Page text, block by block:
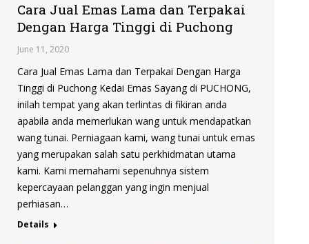
Cara Jual Emas Lama dan Terpakai
Dengan Harga Tinggi di Puchong
June 11, 2020
Cara Jual Emas Lama dan Terpakai Dengan Harga
Tinggi di Puchong Kedai Emas Sayang di PUCHONG,
inilah tempat yang akan terlintas di fikiran anda
apabila anda memerlukan wang untuk mendapatkan
wang tunai. Perniagaan kami, wang tunai untuk emas
yang merupakan salah satu perkhidmatan utama
kami. Kami memahami sepenuhnya sistem
kepercayaan pelanggan yang ingin menjual
perhiasan…
Details